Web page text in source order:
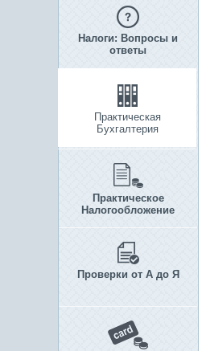
Налоги: Вопросы и
ответы
Практическая
Бухгалтерия
Практическое
Налогообложение
Проверки от А до Я